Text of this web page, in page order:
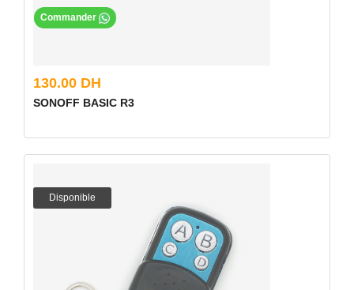
130.00 DH
SONOFF BASIC R3
Commander
Disponible